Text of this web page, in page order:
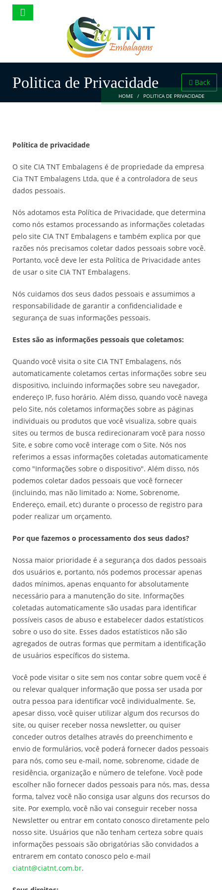
Politica de Privacidade Back
HOME POLITICA DE PRIVACIDADE
Política de privacidade
O site CIA TNT Embalagens é de propriedade da empresa
Cia TNT Embalagens Ltda, que é a controladora de seus
dados pessoais.
Nós adotamos esta Política de Privacidade, que determina
como nós estamos processando as informações coletadas
pelo site CIA TNT Embalagens e também explica por que
razões nós precisamos coletar dados pessoais sobre você.
Portanto, você deve ler esta Política de Privacidade antes
de usar o site CIA TNT Embalagens.
Nós cuidamos dos seus dados pessoais e assumimos a
responsabilidade de garantir a confidencialidade e
segurança de suas informações pessoais.
Estes são as informações pessoais que coletamos:
Quando você visita o site CIA TNT Embalagens, nós
automaticamente coletamos certas informações sobre seu
dispositivo, incluindo informações sobre seu navegador,
endereço IP, fuso horário. Além disso, quando você navega
pelo Site, nós coletamos informações sobre as páginas
individuais ou produtos que você visualiza, sobre quais
sites ou termos de busca redirecionaram você para nosso
Site, e sobre como você interage com o Site. Nós nos
referimos a essas informações coletadas automaticamente
como "Informações sobre o dispositivo". Além disso, nós
podemos coletar dados pessoais que você fornecer
(incluindo, mas não limitado a: Nome, Sobrenome,
Endereço, email, etc) durante o processo de registro para
poder realizar um orçamento.
Por que fazemos o processamento dos seus dados?
Nossa maior prioridade é a segurança dos dados pessoais
dos usuários e, portanto, nós podemos processar apenas
dados mínimos, apenas enquanto for absolutamente
necessário para a manutenção do site. Informações
coletadas automaticamente são usadas para identificar
possíveis casos de abuso e estabelecer dados estatísticos
sobre o uso do site. Esses dados estatísticos não são
agregados de outras formas que permitam a identificação
de usuários específicos do sistema.
Você pode visitar o site sem nos contar sobre quem você é
ou relevar qualquer informação que possa ser usada por
outra pessoa para identificar você individualmente. Se,
apesar disso, você quiser utilizar algum dos recursos do
site, ou quiser receber nossa newsletter, ou quiser
conceder outros detalhes através do preenchimento e
envio de formulários, você poderá fornecer dados pessoais
para nós, como seu e-mail, nome, sobrenome, cidade de
residência, organização e número de telefone. Você pode
escolher não fornecer dados pessoais para nós, mas, dessa
forma, talvez você não consiga usar alguns dos recursos do
site. Por exemplo, você não vai conseguir receber nossa
Newsletter ou entrar em contato conosco diretamente pelo
nosso site. Usuários que não tenham certeza sobre quais
informações pessoais são obrigatórias são convidados a
entrarem em contato conosco pelo e-mail
ciatnt@ciatnt.com.br.